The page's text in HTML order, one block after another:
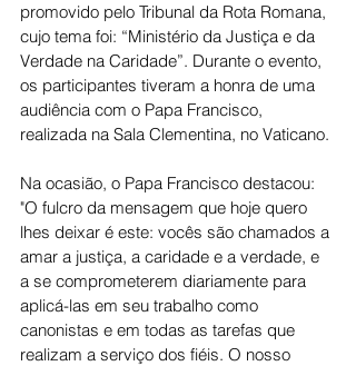
promovido pelo Tribunal da Rota Romana,
cujo tema foi: “Ministério da Justiça e da
Verdade na Caridade”. Durante o evento,
os participantes tiveram a honra de uma
audiência com o Papa Francisco,
realizada na Sala Clementina, no Vaticano.
Na ocasião, o Papa Francisco destacou:
"O fulcro da mensagem que hoje quero
lhes deixar é este: vocês são chamados a
amar a justiça, a caridade e a verdade, e
a se comprometerem diariamente para
aplicá-las em seu trabalho como
canonistas e em todas as tarefas que
realizam a serviço dos fiéis. O nosso